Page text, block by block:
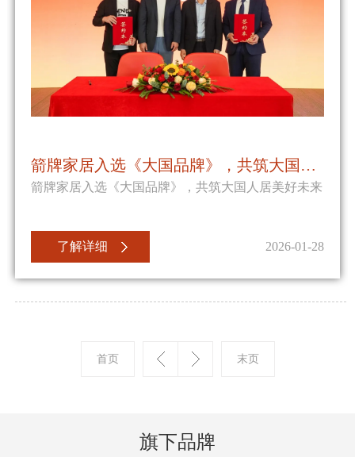
箭牌家居入选《大国品牌》，共筑大国人居美好未来
箭牌家居入选《大国品牌》，共筑大国人居美好未来
了解详细 2026-01-28
旗下品牌